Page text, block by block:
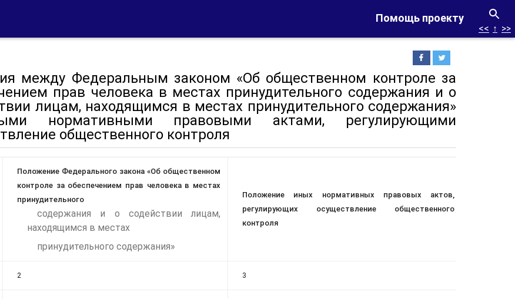
Помощь проекту
<< ↑ >>
между Федеральным законом «Об общественном контроле за
прав человека в местах принудительного содержания и о
лицам, находящимся в местах принудительного содержания»
нормативными правовыми актами, регулирующими
общественного контроля
Положение Федерального закона «Об общественном
контроле за обеспечением прав человека в местах
принудительного
содержания и о содействии лицам,
находящимся в местах
принудительного содержания»
Положение иных нормативных правовых актов,
регулирующих осуществление общественного
контроля
2 3